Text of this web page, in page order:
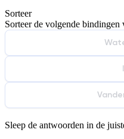
De uitleg gaat te
Sorteer
Sorteer de volgende bindingen
Sleep de antwoorden in de